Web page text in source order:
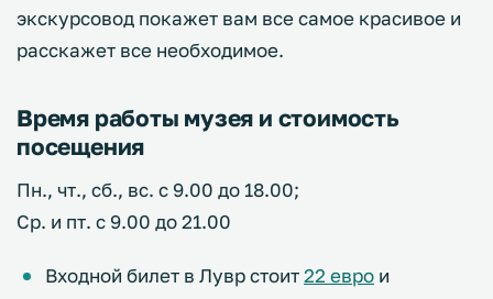
экскурсовод покажет вам все самое красивое и
расскажет все необходимое.
Время работы музея и стоимость
посещения
Пн., чт., сб., вс. с 9.00 до 18.00;
Ср. и пт. с 9.00 до 21.00
Входной билет в Лувр стоит22 евро и